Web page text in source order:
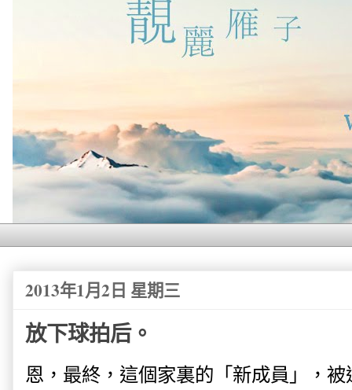
2013年1月2日 星期三
放下球拍后。
恩，最終，這個家裏的「新成員」，